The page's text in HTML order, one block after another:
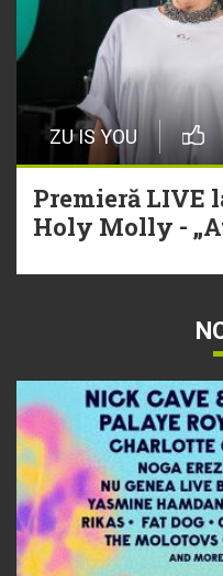
ZU IS YOU
Premieră LIVE
Holy Molly -